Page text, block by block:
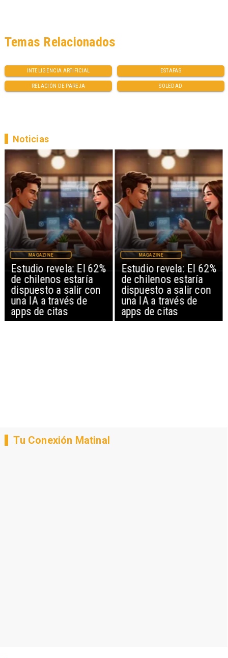
INTELIGENCIA ARTIFICIAL ESTAFAS
RELACIÓN DE PAREJA SOLEDAD
Temas Relacionados
Estudio revela: El 62%
de chilenos estaría
dispuesto a salir con
una IA a través de
apps de citas
MAGAZINE
Estudio revela: El 62%
de chilenos estaría
dispuesto a salir con
una IA a través de
apps de citas
MAGAZINE
Noticias
Tu Conexión Matinal